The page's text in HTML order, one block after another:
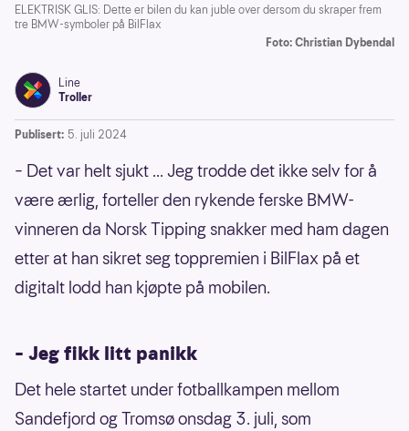
ELEKTRISK GLIS: Dette er bilen du kan juble over dersom du skraper frem
tre BMW-symboler på BilFlax
Foto: Christian Dybendal
Line
Troller
Publisert: 5. juli 2024
– Det var helt sjukt ... Jeg trodde det ikke selv for å
være ærlig, forteller den rykende ferske BMW-
vinneren da Norsk Tipping snakker med ham dagen
etter at han sikret seg toppremien i BilFlax på et
digitalt lodd han kjøpte på mobilen.
– Jeg fikk litt panikk
Det hele startet under fotballkampen mellom
Sandefjord og Tromsø onsdag 3. juli, som